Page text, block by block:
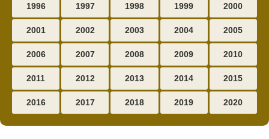
1996 1997 1998 1999 2000
2001 2002 2003 2004 2005
2006 2007 2008 2009 2010
2011 2012 2013 2014 2015
2016 2017 2018 2019 2020